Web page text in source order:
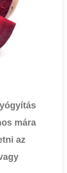
mára
az